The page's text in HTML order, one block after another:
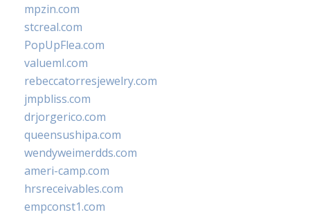
mpzin.com
stcreal.com
PopUpFlea.com
valueml.com
rebeccatorresjewelry.com
jmpbliss.com
drjorgerico.com
queensushipa.com
wendyweimerdds.com
ameri-camp.com
hrsreceivables.com
empconst1.com